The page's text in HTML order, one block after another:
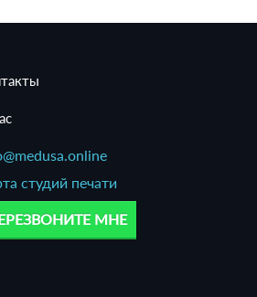
студий печати
МНЕ